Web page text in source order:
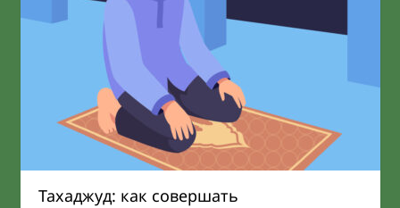
Тахаджуд: как совершать